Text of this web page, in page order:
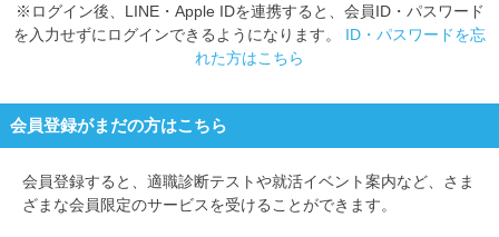
※ログイン後、LINE・Apple IDを連携すると、会員ID・パスワード
を入力せずにログインできるようになります。 ID・パスワードを忘
れた方はこちら
会員登録がまだの方はこちら
会員登録すると、 適職診断テストや就活イベント案内など、さま
ざまな会員限定のサービスを受けることができます。